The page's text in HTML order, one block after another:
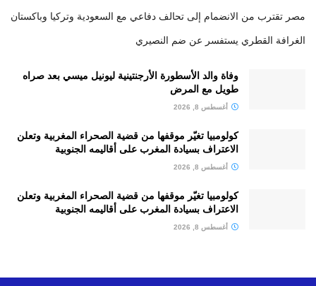
مصر تقترب من الانضمام إلى تحالف دفاعي مع السعودية وتركيا وباكستان
الغرافة القطري يستفسر عن ضم النصيري
وفاة والد الأسطورة الأرجنتينية ليونيل ميسي بعد صراه
طويل مع المرض
أغسطس 8, 2026
كولومبيا تغيّر موقفها من قضية الصحراء المغربية وتعلن
الاعتراف بسيادة المغرب على أقاليمه الجنوبية
أغسطس 8, 2026
كولومبيا تغيّر موقفها من قضية الصحراء المغربية وتعلن
الاعتراف بسيادة المغرب على أقاليمه الجنوبية
أغسطس 8, 2026